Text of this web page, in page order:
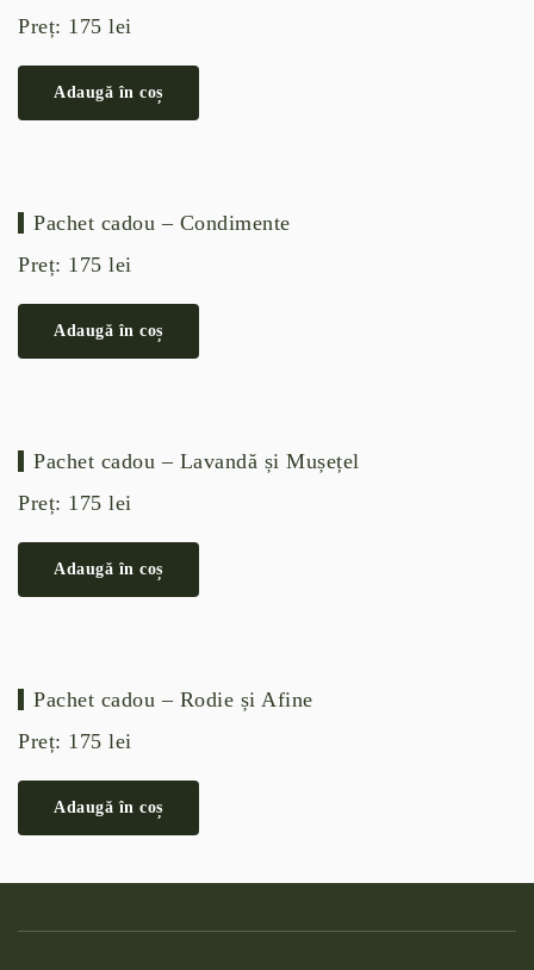
Preț: 175 lei
Adaugă în coș
Pachet cadou – Condimente
Preț: 175 lei
Adaugă în coș
Pachet cadou – Lavandă și Mușețel
Preț: 175 lei
Adaugă în coș
Pachet cadou – Rodie și Afine
Preț: 175 lei
Adaugă în coș